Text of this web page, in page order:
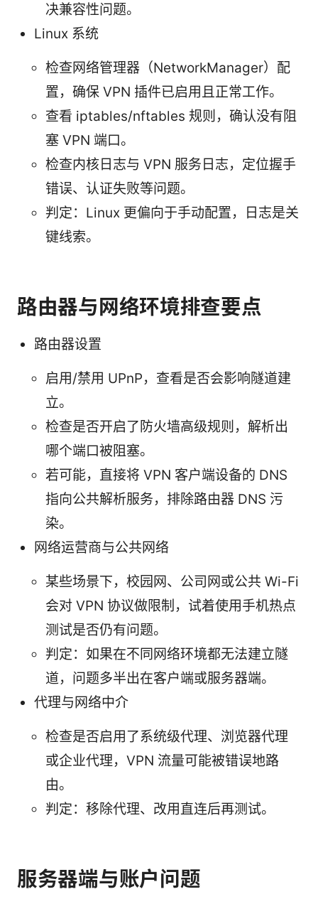
决兼容性问题。
Linux 系统
检查网络管理器（NetworkManager）配
置，确保 VPN 插件已启用且正常工作。
查看 iptables/nftables 规则，确认没有阻
塞 VPN 端口。
检查内核日志与 VPN 服务日志，定位握手
错误、认证失败等问题。
判定：Linux 更偏向于手动配置，日志是关
键线索。
路由器与网络环境排查要点
路由器设置
启用/禁用 UPnP，查看是否会影响隧道建
立。
检查是否开启了防火墙高级规则，解析出
哪个端口被阻塞。
若可能，直接将 VPN 客户端设备的 DNS
指向公共解析服务，排除路由器 DNS 污
染。
网络运营商与公共网络
某些场景下，校园网、公司网或公共 Wi-Fi
会对 VPN 协议做限制，试着使用手机热点
测试是否仍有问题。
判定：如果在不同网络环境都无法建立隧
道，问题多半出在客户端或服务器端。
代理与网络中介
检查是否启用了系统级代理、浏览器代理
或企业代理，VPN 流量可能被错误地路
由。
判定：移除代理、改用直连后再测试。
服务器端与账户问题